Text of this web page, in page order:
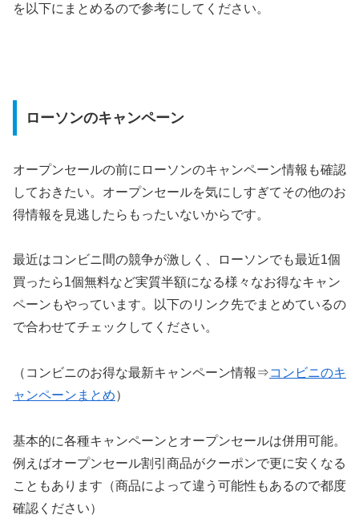
を以下にまとめるので参考にしてください。
ローソンのキャンペーン
オープンセールの前にローソンのキャンペーン情報も確認
しておきたい。オープンセールを気にしすぎてその他のお
得情報を見逃したらもったいないからです。
最近はコンビニ間の競争が激しく、ローソンでも最近1個
買ったら1個無料など実質半額になる様々なお得なキャン
ペーンもやっています。以下のリンク先でまとめているの
で合わせてチェックしてください。
（コンビニのお得な最新キャンペーン情報⇒コンビニのキ
ャンペーンまとめ）
基本的に各種キャンペーンとオープンセールは併用可能。
例えばオープンセール割引商品がクーポンで更に安くなる
こともあります（商品によって違う可能性もあるので都度
確認ください）